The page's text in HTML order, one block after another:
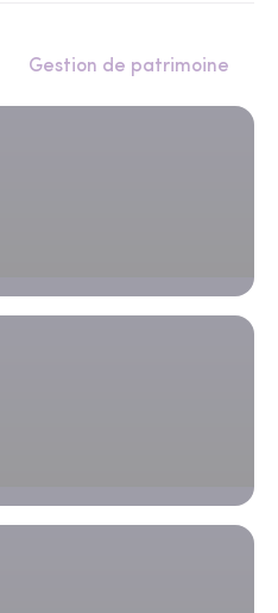
Gestion de patrimoine